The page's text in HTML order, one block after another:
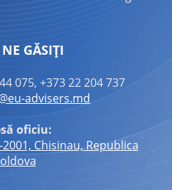
GĂSIȚI
075, +373 22 204 737
advisers.md
oficiu:
Chisinau, Republica